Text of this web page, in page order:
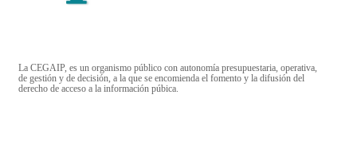
La CEGAIP, es un organismo público con autonomía presupuestaria, operativa,
de gestión y de decisión, a la que se encomienda el fomento y la difusión del
derecho de acceso a la información púbica.